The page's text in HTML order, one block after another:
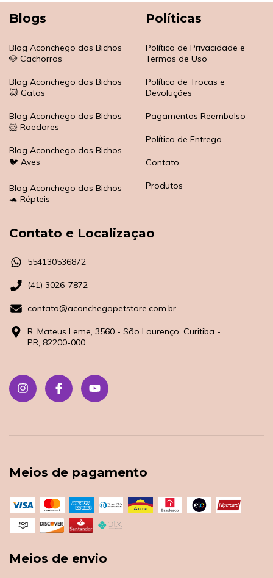
Blogs
Blog Aconchego dos Bichos
🐶 Cachorros
Blog Aconchego dos Bichos
🐱 Gatos
Blog Aconchego dos Bichos
🐹 Roedores
Blog Aconchego dos Bichos
🐦 Aves
Blog Aconchego dos Bichos
🐢 Répteis
Políticas
Política de Privacidade e
Termos de Uso
Política de Trocas e
Devoluções
Pagamentos Reembolso
Política de Entrega
Contato
Produtos
Contato e Localizaçao
554130536872
(41) 3026-7872
contato@aconchegopetstore.com.br
R. Mateus Leme, 3560 - São Lourenço, Curitiba -
PR, 82200-000
Meios de pagamento
Meios de envio